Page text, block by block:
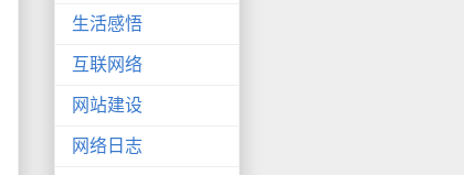
生活感悟
互联网络
网站建设
网络日志